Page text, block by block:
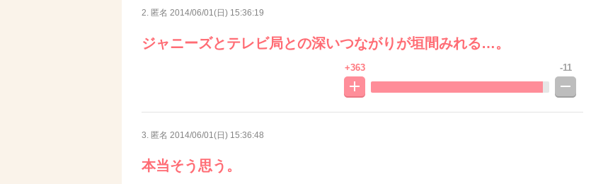
2. 匿名 2014/06/01(日) 15:36:19
ジャニーズとテレビ局との深いつながりが垣間みれる…。
+363 -11
3. 匿名 2014/06/01(日) 15:36:48
本当そう思う。